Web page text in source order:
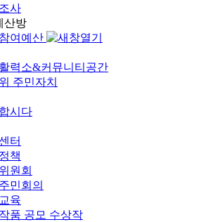
사
산방
여예산
력소&커뮤니티공간
주민자치
시다
터
책
원회
민회의
육
품 공모 수상작